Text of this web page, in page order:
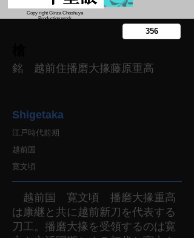
Copy right Ginza Choshuya
Production work
銘 越前住播磨大掾藤原重高
Shigetaka
江戸時代前期
越前国
寛文頃
越前国 寛文頃 播磨大掾重高
は康継と共に越前新刀を代表する
刀工。播磨大掾を受領するのは寛